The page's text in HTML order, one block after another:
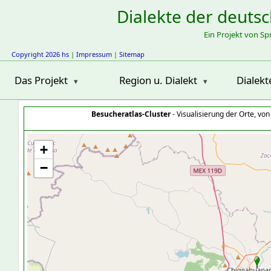
Dialekte der
Ein Projekt von
Copyright 2026 hs | Impressum | Sitemap
Das Projekt Region u. Dialekt
Besucheratlas-Cluster- Visualisierung der Orte,
+
−